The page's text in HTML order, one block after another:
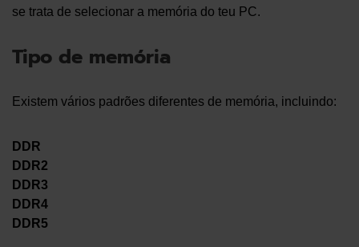
se trata de selecionar a memória do teu PC.
Tipo de memória
Existem vários padrões diferentes de memória, incluindo:
DDR
DDR2
DDR3
DDR4
DDR5